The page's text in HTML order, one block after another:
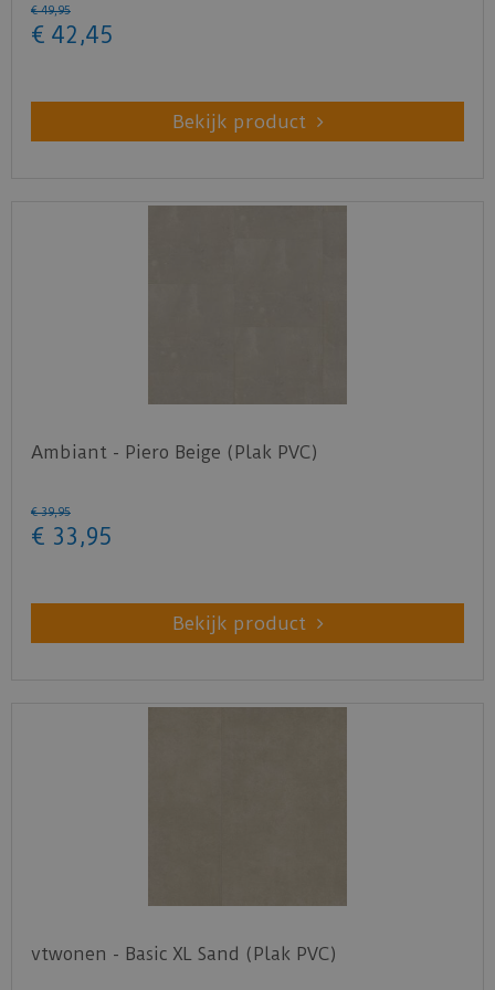
€ 49,95
€ 42 ,45
Bekijk product
Ambiant - Piero Beige (Plak PVC)
€ 39,95
€ 33 ,95
Bekijk product
vtwonen - Basic XL Sand (Plak PVC)